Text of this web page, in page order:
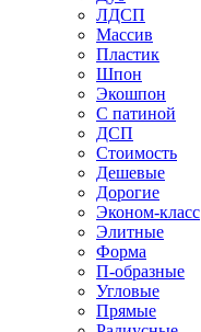
ЛДСП
Массив
Пластик
Шпон
Экошпон
С патиной
ДСП
Стоимость
Дешевые
Дорогие
Эконом-класс
Элитные
Форма
П-образные
Угловые
Прямые